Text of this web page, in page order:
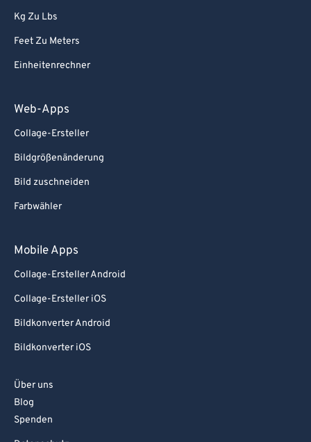
Kg Zu Lbs
Feet Zu Meters
Einheitenrechner
Web-Apps
Collage-Ersteller
Bildgrößenänderung
Bild zuschneiden
Farbwähler
Mobile Apps
Collage-Ersteller Android
Collage-Ersteller iOS
Bildkonverter Android
Bildkonverter iOS
Über uns
Blog
Spenden